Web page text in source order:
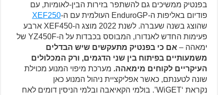
בפנטיק ממשיכים גם להשתפר בזירות הבין-לאומיות, עם
פודיום באליפות ה-EnduroGP העולמית עם ה-
XEF250
שהוצג בשנה שעברה. לשנת 2022 מוצג ה-XEF450 ארבע
פעימות החדש לאנדורו, המבוסס בכבדות על ה-YZ450F של
ימאהה – אם כי בפנטיק מתעקשים שיש הבדלים
משמעותיים בפיתוח בין שני הדגמים, ורק המכלולים
העיקריים לקוחים מימאהה. מערכת מיפוי המנוע מכוילת
שונה לטענתם, כאשר אפליקציית ניהול המנוע כאן
נקראת ‘WiGET’. בולמי הקאיאבה ובלמי הניסין דומים לאח